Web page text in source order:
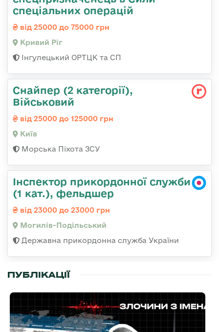
спеціальних операцій
від 25000 до 75000 грн
Кривий Ріг
Інгулецький ОРТЦК та СП
Снайпер (2 категорії),
Військовий
від 25000 до 125000 грн
Київ
Морська Піхота ЗСУ
Інспектор прикордонної служби
(1 кат.), фельдшер
від 23000 до 23000 грн
Могилів-Подільський
Державна прикордонна служба України
ПУБЛІКАЦІЇ